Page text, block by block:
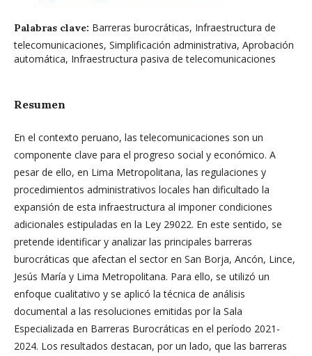
Palabras clave: Barreras burocráticas, Infraestructura de
telecomunicaciones, Simplificación administrativa, Aprobación
automática, Infraestructura pasiva de telecomunicaciones
Resumen
En el contexto peruano, las telecomunicaciones son un
componente clave para el progreso social y económico. A
pesar de ello, en Lima Metropolitana, las regulaciones y
procedimientos administrativos locales han dificultado la
expansión de esta infraestructura al imponer condiciones
adicionales estipuladas en la Ley 29022. En este sentido, se
pretende identificar y analizar las principales barreras
burocráticas que afectan el sector en San Borja, Ancón, Lince,
Jesús María y Lima Metropolitana. Para ello, se utilizó un
enfoque cualitativo y se aplicó la técnica de análisis
documental a las resoluciones emitidas por la Sala
Especializada en Barreras Burocráticas en el período 2021-
2024. Los resultados destacan, por un lado, que las barreras